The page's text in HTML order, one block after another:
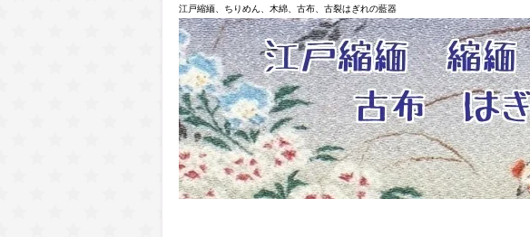
江戸縮緬、ちりめん、木綿、古布、古裂はぎれの藍器